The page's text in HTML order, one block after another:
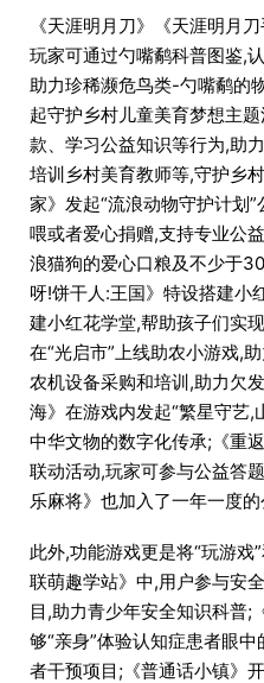
《天涯明月刀》《天涯明月
玩家可通过勺嘴鹬科普图鉴,
助力珍稀濒危鸟类-勺嘴鹬的
起守护乡村儿童美育梦想主
款、学习公益知识等行为,助
培训乡村美育教师等,守护乡
家》发起“流浪动物守护计划
喂或者爱心捐赠,支持专业公
浪猫狗的爱心口粮及不少于
呀!饼干人:王国》特设搭建小
建小红花学堂,帮助孩子们实
在“光启市”上线助农小游戏,
农机设备采购和培训,助力欠
海》在游戏内发起“繁星守艺,
中华文物的数字化传承;《重
联动活动,玩家可参与公益答
乐麻将》也加入了一年一度的
此外,功能游戏更是将“玩游戏
联萌趣学站》中,用户参与安
目,助力青少年安全知识科普;
够“亲身”体验认知症患者眼
者干预项目;《普通话小镇》